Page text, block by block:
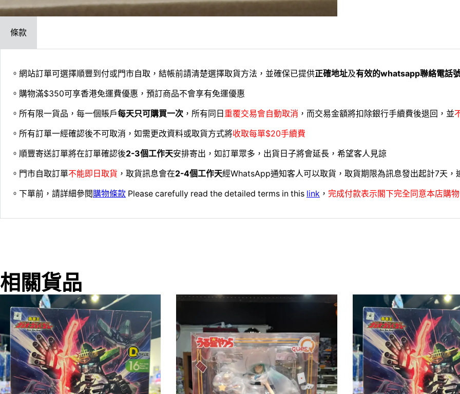
條款
。網站訂單可選擇順豐到付或門市自取，結帳前請清楚選擇取貨方法，並確保已提供正確地址及有效的whatsapp聯絡電話
。購物滿$350可享香港免運費優惠，預訂商品不會享有免運優惠
。所有限一貨品，每一個賬戶每天只可購買一次 ，所有同日 重覆交易會自動取消 ，而交易金額將扣除銀行手續費後退回，並
。所有訂單一經確認後不可取消，如需更改資料或取貨方式將收取每單$20手續費
。順豐寄送訂單將在訂單確認後2-3個工作天安排寄出，如訂單眾多，出貨日子將會延長，希望客人見諒
。門市自取訂單不能即日取貨 ，取貨訊息會在2-4個工作天經WhatsApp通知客人可以取貨，取貨期限為訊息發出起計7天，
。下單前，請詳細參閱購物條款 Please carefully read the detailed terms in this link ， 完成付款表示閣下完全同意本店購
相關貨品